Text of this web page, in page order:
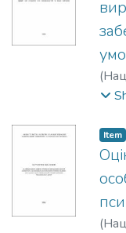
(
L.
Item
(